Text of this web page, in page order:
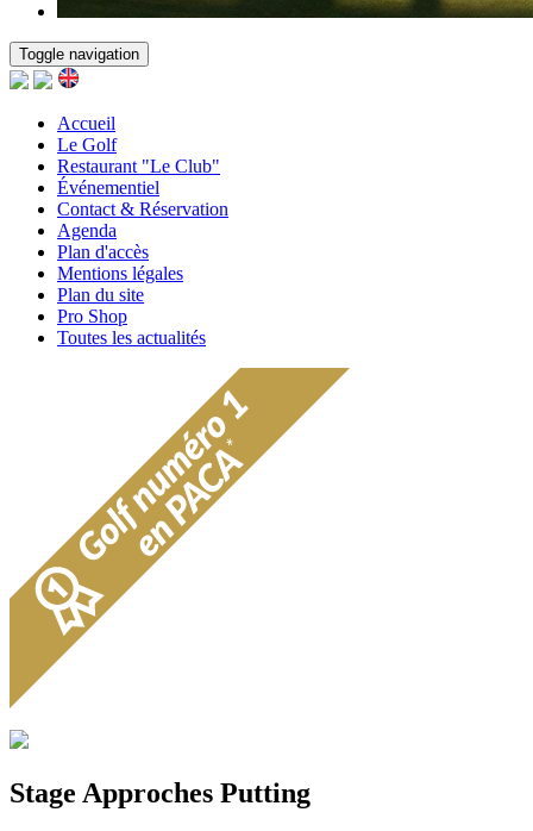
Toggle navigation
Accueil
Le Golf
Restaurant "Le Club"
Événementiel
Contact & Réservation
Agenda
Plan d'accès
Mentions légales
Plan du site
Pro Shop
Toutes les actualités
Stage Approches Putting